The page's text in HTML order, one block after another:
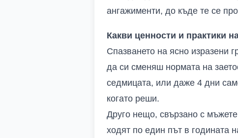
ангажименти, до къде те се
Какви ценности и практики
Спазването на ясно изразени
да си сменяш нормата на
седмицата, или даже 4 дни
когато реши.
Друго нещо, свързано с
ходят по един път в годината